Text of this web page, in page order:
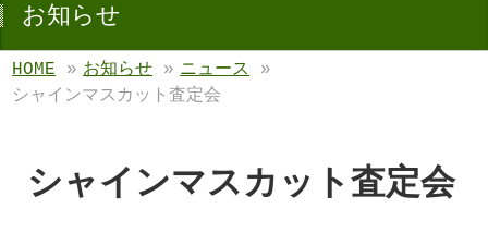
お知らせ
HOME » お知らせ » ニュース
»
シャインマスカット査定会
シャインマスカット査定会